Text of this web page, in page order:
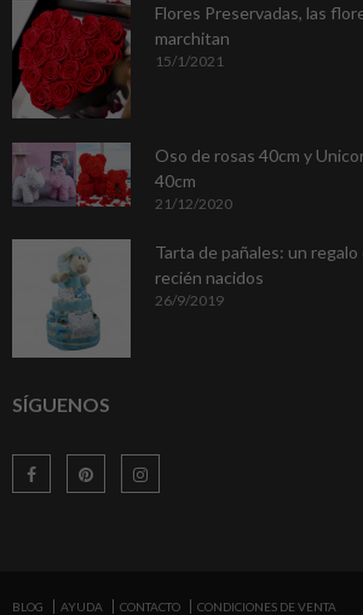
Flores Preservadas, las
marchitan
15/1/2021
Oso de rosas 40cm y
40cm
21/12/2020
Tarta de pañales: un
recién nacidos
26/9/2019
SÍGUENOS
BLOG AYUDA CONTACTO CONDICIONES DE VENTA